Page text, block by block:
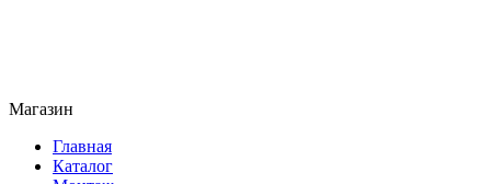
Магазин
Главная
Каталог